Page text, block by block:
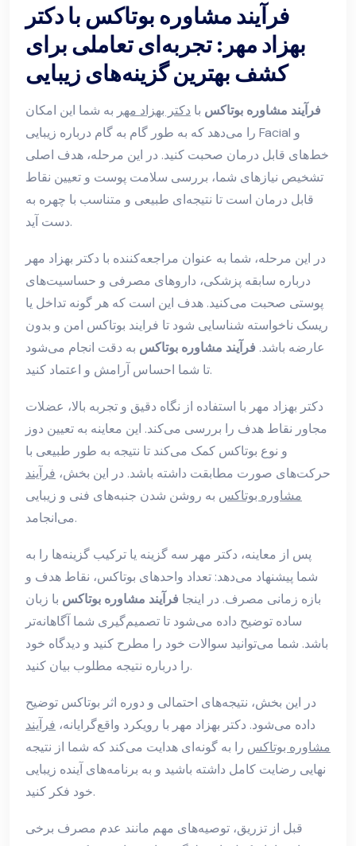
فرآیند مشاوره بوتاکس با دکتر
بهزاد مهر: تجربه‌ای تعاملی برای
کشف بهترین گزینه‌های زیبایی
فرآیند مشاوره بوتاکس با دکتر بهزاد مهر به شما این امکان
را می‌دهد که به طور گام به گام درباره زیبایی Facial و
خط‌های قابل درمان صحبت کنید. در این مرحله، هدف اصلی
تشخیص نیازهای شما، بررسی سلامت پوست و تعیین نقاط
قابل درمان است تا نتیجه‌ای طبیعی و متناسب با چهره به
دست آید.
در این مرحله، شما به عنوان مراجعه‌کننده با دکتر بهزاد مهر
درباره سابقه پزشکی، داروهای مصرفی و حساسیت‌های
پوستی صحبت می‌کنید. هدف این است که هر گونه تداخل یا
ریسک ناخواسته شناسایی شود تا فرایند بوتاکس امن و بدون
عارضه باشد. فرآیند مشاوره بوتاکس به دقت انجام می‌شود
تا شما احساس آرامش و اعتماد کنید.
دکتر بهزاد مهر با استفاده از نگاه دقیق و تجربه بالا، عضلات
مجاور نقاط هدف را بررسی می‌کند. این معاینه به تعیین دوز
و نوع بوتاکس کمک می‌کند تا نتیجه به طور طبیعی با
حرکت‌های صورت مطابقت داشته باشد. در این بخش، فرآیند
مشاوره بوتاکس به روشن شدن جنبه‌های فنی و زیبایی
می‌انجامد.
پس از معاینه، دکتر مهر سه گزینه یا ترکیب گزینه‌ها را به
شما پیشنهاد می‌دهد: تعداد واحدهای بوتاکس، نقاط هدف و
بازه زمانی مصرف. در اینجا فرآیند مشاوره بوتاکس با زبان
ساده توضیح داده می‌شود تا تصمیم‌گیری شما آگاهانه‌تر
باشد. شما می‌توانید سوالات خود را مطرح کنید و دیدگاه خود
را درباره نتیجه مطلوب بیان کنید.
در این بخش، نتیجه‌های احتمالی و دوره اثر بوتاکس توضیح
داده می‌شود. دکتر بهزاد مهر با رویکرد واقع‌گرایانه، فرآیند
مشاوره بوتاکس را به گونه‌ای هدایت می‌کند که شما از نتیجه
نهایی رضایت کامل داشته باشید و به برنامه‌های آینده زیبایی
خود فکر کنید.
قبل از تزریق، توصیه‌های مهم مانند عدم مصرف برخی